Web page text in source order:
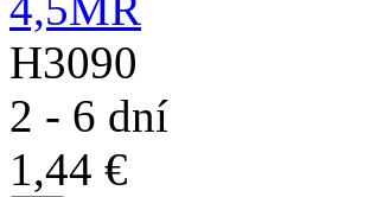
H3090
2 - 6 dní
1,44 €